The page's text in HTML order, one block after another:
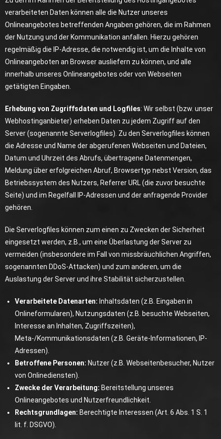
verarbeiteten Daten können alle die Nutzer unseres
Onlineangebotes betreffenden Angaben gehören, die im Rahmen
der Nutzung und der Kommunikation anfallen. Hierzu gehören
regelmäßig die IP-Adresse, die notwendig ist, um die Inhalte von
Onlineangeboten an Browser ausliefern zu können, und alle
innerhalb unseres Onlineangebotes oder von Webseiten
getätigten Eingaben.
Erhebung von Zugriffsdaten und Logfiles: Wir selbst (bzw. unser
Webhostinganbieter) erheben Daten zu jedem Zugriff auf den
Server (sogenannte Serverlogfiles). Zu den Serverlogfiles können
die Adresse und Name der abgerufenen Webseiten und Dateien,
Datum und Uhrzeit des Abrufs, übertragene Datenmengen,
Meldung über erfolgreichen Abruf, Browsertyp nebst Version, das
Betriebssystem des Nutzers, Referrer URL (die zuvor besuchte
Seite) und im Regelfall IP-Adressen und der anfragende Provider
gehören.
Die Serverlogfiles können zum einen zu Zwecken der Sicherheit
eingesetzt werden, z.B., um eine Überlastung der Server zu
vermeiden (insbesondere im Fall von missbräuchlichen Angriffen,
sogenannten DDoS-Attacken) und zum anderen, um die
Auslastung der Server und ihre Stabilität sicherzustellen.
Verarbeitete Datenarten: Inhaltsdaten (z.B. Eingaben in
Onlineformularen), Nutzungsdaten (z.B. besuchte Webseiten,
Interesse an Inhalten, Zugriffszeiten),
Meta-/Kommunikationsdaten (z.B. Geräte-Informationen, IP-
Adressen).
Betroffene Personen: Nutzer (z.B. Webseitenbesucher, Nutzer
von Onlinediensten).
Zwecke der Verarbeitung: Bereitstellung unseres
Onlineangebotes und Nutzerfreundlichkeit.
Rechtsgrundlagen: Berechtigte Interessen (Art. 6 Abs. 1 S. 1
lit. f. DSGVO).